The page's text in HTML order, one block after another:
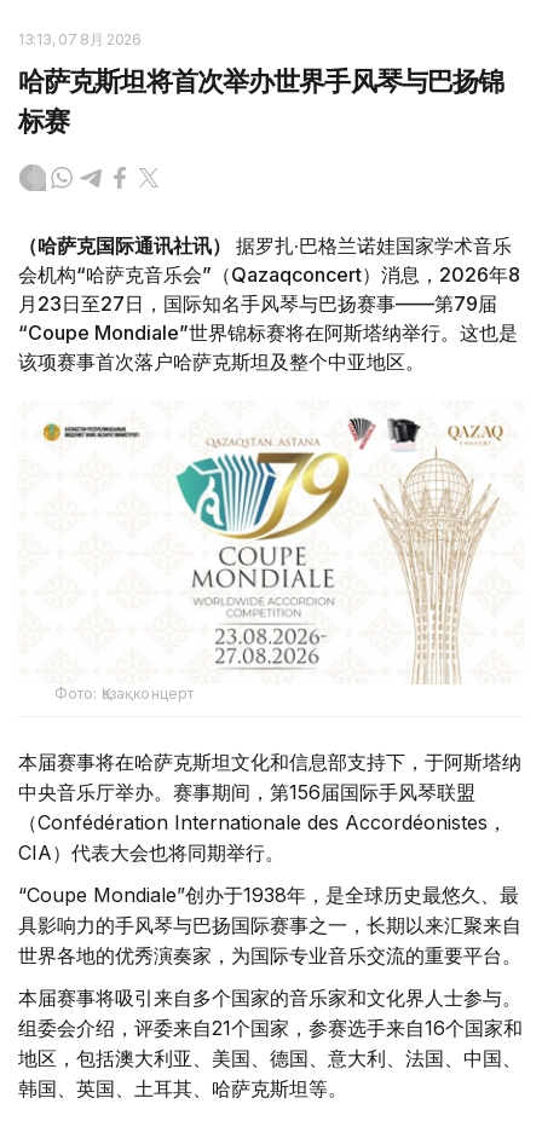
13:13, 07 8月 2026
哈萨克斯坦将首次举办世界手风琴与巴扬锦
标赛
（哈萨克国际通讯社讯）
据罗扎·巴格兰诺娃国家学术音乐
会机构“哈萨克音乐会”（Qazaqconcert）消息，2026年8
月23日至27日，国际知名手风琴与巴扬赛事——第79届
“Coupe Mondiale”世界锦标赛将在阿斯塔纳举行。这也是
该项赛事首次落户哈萨克斯坦及整个中亚地区。
Фото: Қазақконцерт
本届赛事将在哈萨克斯坦文化和信息部支持下，于阿斯塔纳
中央音乐厅举办。赛事期间，第156届国际手风琴联盟
（Confédération Internationale des Accordéonistes，
CIA）代表大会也将同期举行。
“Coupe Mondiale”创办于1938年，是全球历史最悠久、最
具影响力的手风琴与巴扬国际赛事之一，长期以来汇聚来自
世界各地的优秀演奏家，为国际专业音乐交流的重要平台。
本届赛事将吸引来自多个国家的音乐家和文化界人士参与。
组委会介绍，评委来自21个国家，参赛选手来自16个国家和
地区，包括澳大利亚、美国、德国、意大利、法国、中国、
韩国、英国、土耳其、哈萨克斯坦等。